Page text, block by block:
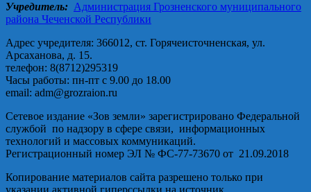
Учредитель: Администрация Грозненского муниципального
района Чеченской Республики
Адрес учредителя: 366012, ст. Горячеисточненская, ул.
Арсаханова, д. 15.
телефон: 8(8712)295319
Часы работы: пн-пт с 9.00 до 18.00
email: adm@grozraion.ru
Сетевое издание «Зов земли» зарегистрировано Федеральной
службой по надзору в сфере связи, информационных
технологий и массовых коммуникаций.
Регистрационный номер ЭЛ № ФС-77-73670 от 21.09.2018
Копирование материалов сайта разрешено только при